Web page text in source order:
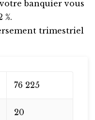
banquier vous
trimestriel
76 225
20